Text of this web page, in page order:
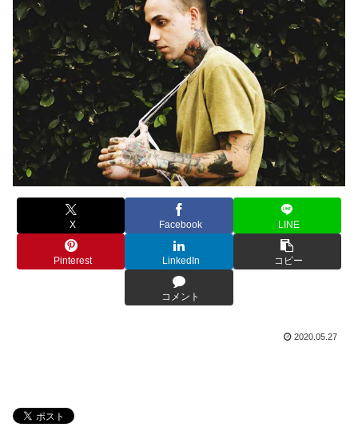
X Facebook LINE
Pinterest LinkedIn コピー
コメント
2020.05.27